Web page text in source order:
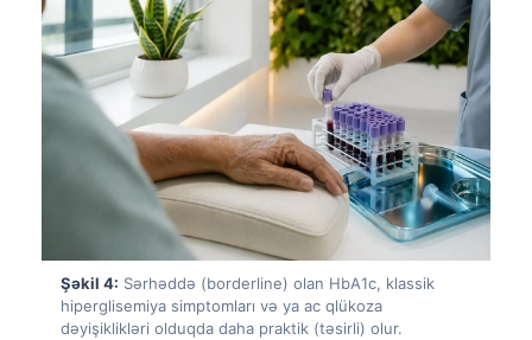
Şəkil 4: Sərhəddə (borderline) olan HbA1c, klassik
hiperglisemiya simptomları və ya ac qlükoza
dəyişiklikləri olduqda daha praktik (təsirli) olur.